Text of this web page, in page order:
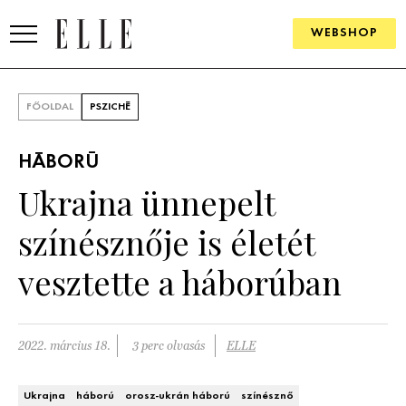
WEBSHOP
SZÉPSÉG
ÉLETMÓD
PÁRKAPCSOLAT
FŐOLDAL PSZICHÉ
HÁBORÚ
Ukrajna ünnepelt
színésznője is életét
vesztette a háborúban
2022. március 18. 3 perc olvasás ELLE
Ukrajna háború orosz-ukrán háború
színésznő